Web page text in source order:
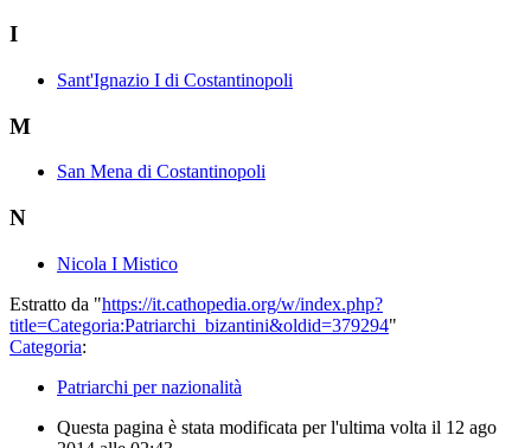
I
Sant'Ignazio I di Costantinopoli
M
San Mena di Costantinopoli
N
Nicola I Mistico
Estratto da "https://it.cathopedia.org/w/index.php?
title=Categoria:Patriarchi_bizantini&oldid=379294"
Categoria:
Patriarchi per nazionalità
Questa pagina è stata modificata per l'ultima volta il 12 ago